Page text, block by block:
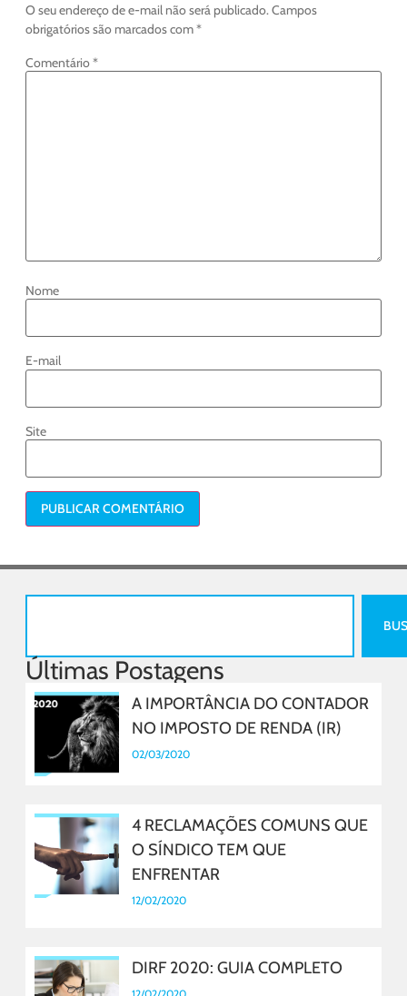
O seu endereço de e-mail não será publicado. Campos
obrigatórios são marcados com*
Comentário*
Nome
E-mail
Site
Últimas Postagens
A IMPORTÂNCIA DO CONTADOR
NO IMPOSTO DE RENDA (IR)
02/03/2020
4 RECLAMAÇÕES COMUNS QUE
O SÍNDICO TEM QUE
ENFRENTAR
12/02/2020
DIRF 2020: GUIA COMPLETO